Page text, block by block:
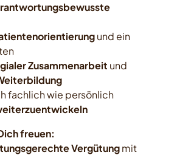
und ein
Zusammenarbeit und
fachlich wie persönlich
freuen:
Vergütungmit